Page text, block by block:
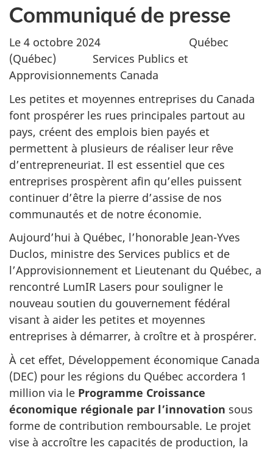
Communiqué de presse
Le 4 octobre 2024 Québec
(Québec) Services Publics et
Approvisionnements Canada
Les petites et moyennes entreprises du Canada
font prospérer les rues principales partout au
pays, créent des emplois bien payés et
permettent à plusieurs de réaliser leur rêve
d’entrepreneuriat. Il est essentiel que ces
entreprises prospèrent afin qu’elles puissent
continuer d’être la pierre d’assise de nos
communautés et de notre économie.
Aujourd’hui à Québec, l’honorable Jean-Yves
Duclos, ministre des Services publics et de
l’Approvisionnement et Lieutenant du Québec, a
rencontré LumIR Lasers pour souligner le
nouveau soutien du gouvernement fédéral
visant à aider les petites et moyennes
entreprises à démarrer, à croître et à prospérer.
À cet effet, Développement économique Canada
(DEC) pour les régions du Québec accordera 1
million via le Programme Croissance
économique régionale par l’innovation sous
forme de contribution remboursable. Le projet
vise à accroître les capacités de production, la